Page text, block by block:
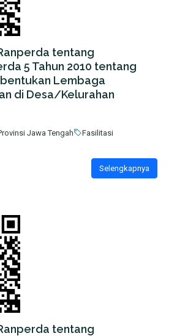
tentang
5 Tahun 2010 tentang
Lembaga
di Desa/Kelurahan
Jawa Tengah Fasilitasi
Selengkapnya
tentang